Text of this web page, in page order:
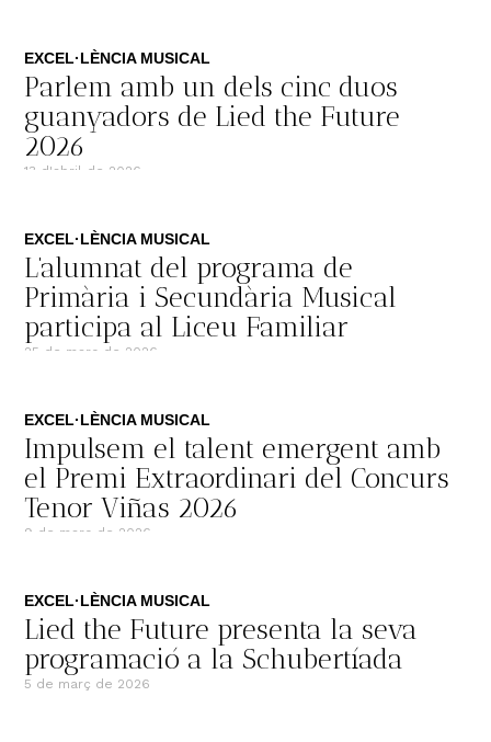
EXCEL·LÈNCIA MUSICAL
Parlem amb un dels cinc duos
guanyadors de Lied the Future
2026
13 d'abril de 2026
EXCEL·LÈNCIA MUSICAL
L’alumnat del programa de
Primària i Secundària Musical
participa al Liceu Familiar
25 de març de 2026
EXCEL·LÈNCIA MUSICAL
Impulsem el talent emergent amb
el Premi Extraordinari del Concurs
Tenor Viñas 2026
9 de març de 2026
EXCEL·LÈNCIA MUSICAL
Lied the Future presenta la seva
programació a la Schubertíada
5 de març de 2026